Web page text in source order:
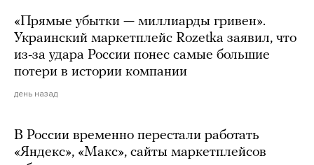
«Прямые убытки — миллиарды гривен».
Украинский маркетплейс Rozetka заявил, что
из-за удара России понес самые большие
потери в истории компании
день назад
В России временно перестали работать
«Яндекс», «Макс», сайты маркетплейсов